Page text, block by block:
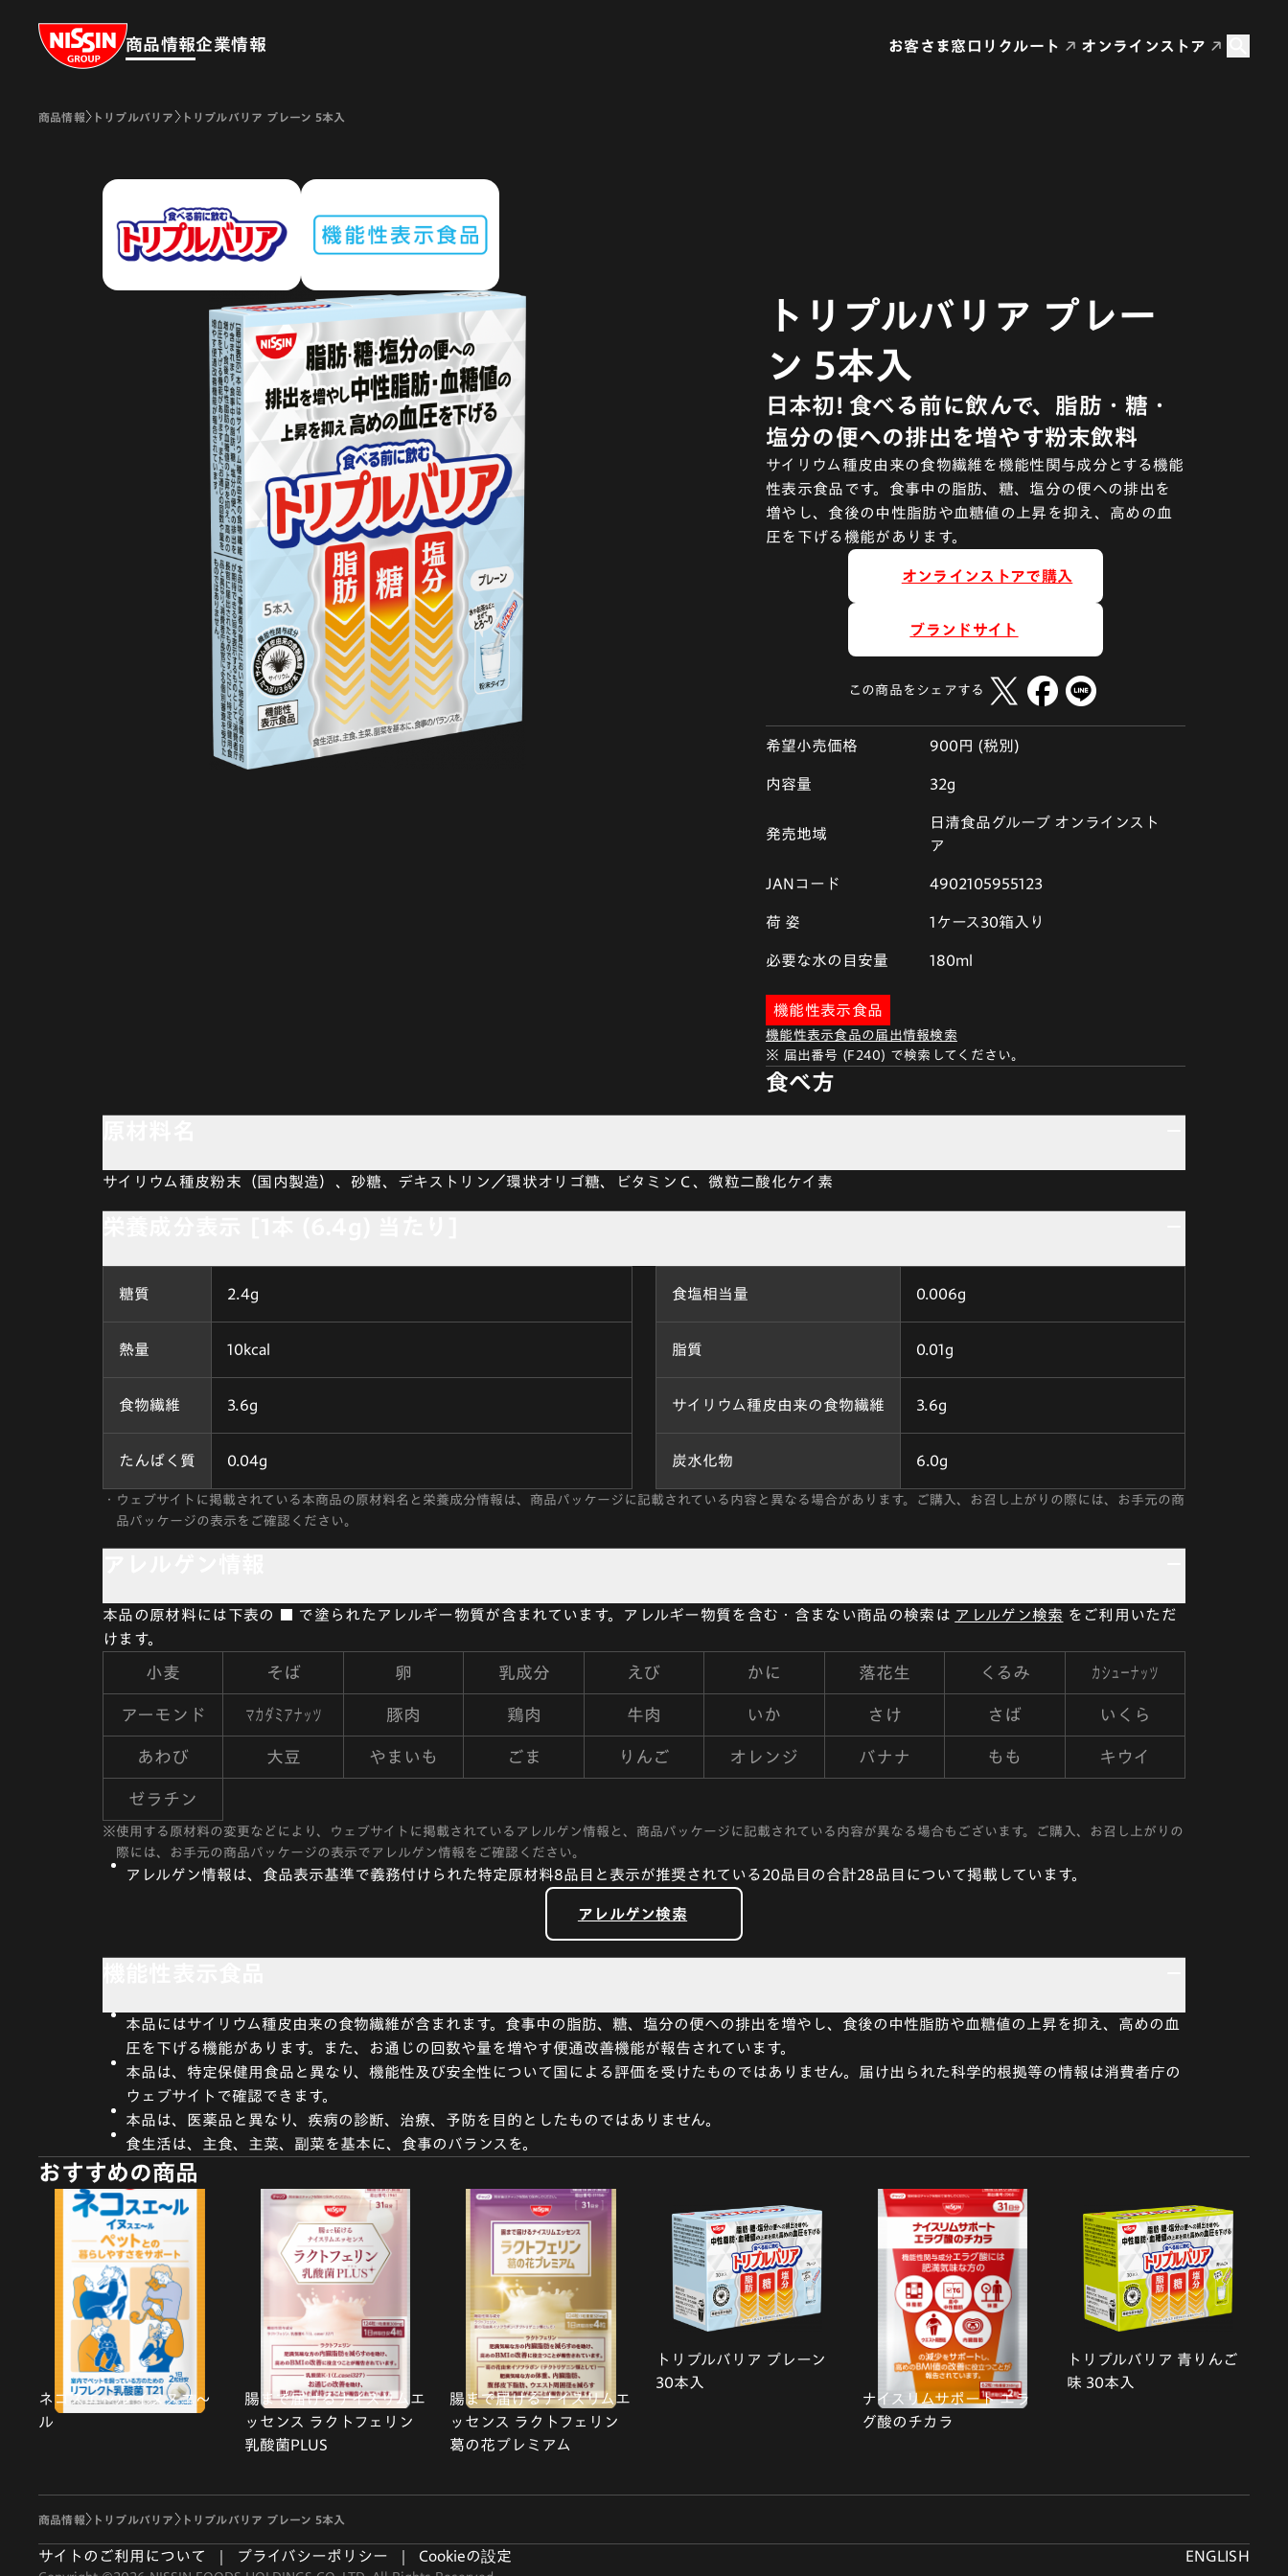
Nissin Group
商品情報企業情報 お客さま窓口 リクルート オンラインストア
商品情報 トリプルバリア トリプルバリア プレーン 5本入
トリプルバリア プレー
ン 5本入
日本初! 食べる前に飲んで、脂肪・糖・
塩分の便への排出を増やす粉末飲料
サイリウム種皮由来の食物繊維を機能性関与成分とする機能
性表示食品です。食事中の脂肪、糖、塩分の便への排出を
増やし、食後の中性脂肪や血糖値の上昇を抑え、高めの血
圧を下げる機能があります。
オンラインストアで購入
ブランドサイト
この商品をシェアする
希望小売価格 900円 (税別)
内容量 32g
発売地域
日清食品グループ オンラインスト
ア
JANコード 4902105955123
荷 姿 1ケース30箱入り
必要な水の目安量 180ml
機能性表示食品
機能性表示食品の届出情報検索
※ 届出番号 (F240) で検索してください。
食べ方
サイリウム種皮粉末（国内製造）、砂糖、デキストリン／環状オリゴ糖、ビタミンＣ、微粒二酸化ケイ素
糖質 2.4g
熱量 10kcal
食物繊維 3.6g
たんぱく質 0.04g
食塩相当量 0.006g
脂質 0.01g
サイリウム種皮由来の食物繊維 3.6g
炭水化物 6.0g
・ ウェブサイトに掲載されている本商品の原材料名と栄養成分情報は、商品パッケージに記載されている内容と異なる場合があります。ご購入、お召し上がりの際には、お手元の商
品パッケージの表示をご確認ください。
本品の原材料には下表の ■ で塗られたアレルギー物質が含まれています。アレルギー物質を含む・含まない商品の検索は アレルゲン検索 をご利用いただ
けます。
小麦 そば 卵 乳成分 えび かに 落花生 くるみ カシューナッツ
アーモンド マカダミアナッツ 豚肉 鶏肉 牛肉 いか さけ さば いくら
あわび 大豆 やまいも ごま りんご オレンジ バナナ もも キウイ
ゼラチン
※使用する原材料の変更などにより、ウェブサイトに掲載されているアレルゲン情報と、商品パッケージに記載されている内容が異なる場合もございます。ご購入、お召し上がりの
際には、お手元の商品パッケージの表示でアレルゲン情報をご確認ください。
アレルゲン情報は、食品表示基準で義務付けられた特定原材料8品目と表示が推奨されている20品目の合計28品目について掲載しています。
アレルゲン検索
本品にはサイリウム種皮由来の食物繊維が含まれます。食事中の脂肪、糖、塩分の便への排出を増やし、食後の中性脂肪や血糖値の上昇を抑え、高めの血
圧を下げる機能があります。また、お通じの回数や量を増やす便通改善機能が報告されています。
本品は、特定保健用食品と異なり、機能性及び安全性について国による評価を受けたものではありません。届け出られた科学的根拠等の情報は消費者庁の
ウェブサイトで確認できます。
本品は、医薬品と異なり、疾病の診断、治療、予防を目的としたものではありません。
食生活は、主食、主菜、副菜を基本に、食事のバランスを。
おすすめの商品
ネコスエ〜ル イヌスエ〜
ル
腸まで届けるナイスリムエ
ッセンス ラクトフェリン
乳酸菌PLUS
腸まで届けるナイスリムエ
ッセンス ラクトフェリン
葛の花プレミアム
トリプルバリア プレーン
30本入
ナイスリムサポート エラ
グ酸のチカラ
トリプルバリア 青りんご
味 30本入
商品情報 トリプルバリア トリプルバリア プレーン 5本入
サイトのご利用について プライバシーポリシー Cookieの設定 ENGLISH